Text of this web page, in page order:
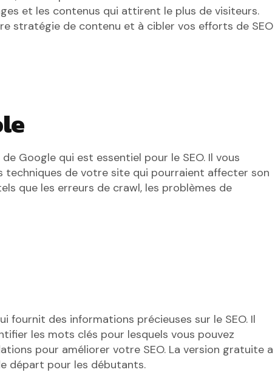
et les contenus qui attirent le plus de visiteurs.
stratégie de contenu et à cibler vos efforts de SEO
Google qui est essentiel pour le SEO. Il vous
de votre site qui pourraient affecter son
que les erreurs de crawl, les problèmes de
fournit des informations précieuses sur le SEO. Il
les mots clés pour lesquels vous pouvez
pour améliorer votre SEO. La version gratuite a
départ pour les débutants.